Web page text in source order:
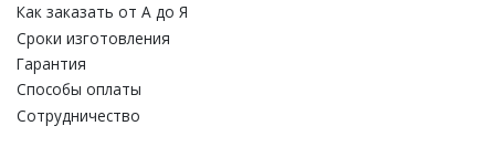
Как заказать от A до Я
Сроки изготовления
Гарантия
Способы оплаты
Сотрудничество